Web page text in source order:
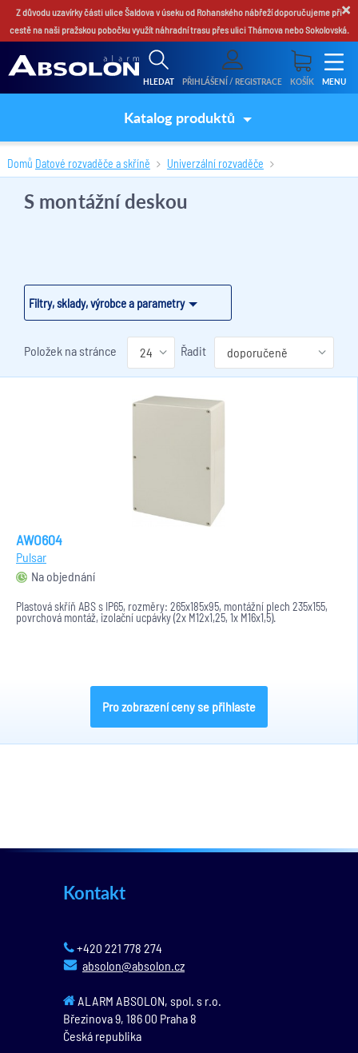
×
Z důvodu uzavírky části ulice Šaldova v úseku od Rohanského nábřeží doporučujeme při
cestě na naši pražskou pobočku využít náhradní trasu přes ulici Thámova nebo Sokolovská.
HLEDAT PŘIHLÁŠENÍ / REGISTRACE KOŠÍK MENU
Katalog produktů
Domů Datové rozvaděče a skříně Univerzální rozvaděče
S montážní deskou (1 produktů)
Filtry, sklady, výrobce a parametry
S montážní deskou
Položek na stránce Řadit
AWO604
Pulsar
Na objednání
Plastová skříň ABS s IP65, rozměry: 265x185x95, montážní plech 235x155,
povrchová montáž, izolační ucpávky (2x M12x1,25, 1x M16x1,5).
Pro zobrazení ceny se přihlaste
Kontakt
+420 221 778 274
absolon@absolon.cz
ALARM ABSOLON, spol. s r.o.
Březinova 9, 186 00 Praha 8
Česká republika